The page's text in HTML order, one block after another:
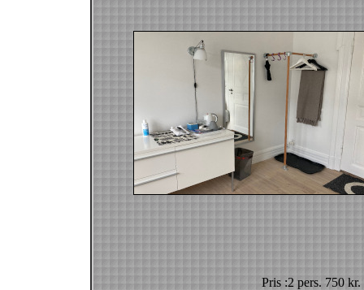
Pris :2 pers. 750